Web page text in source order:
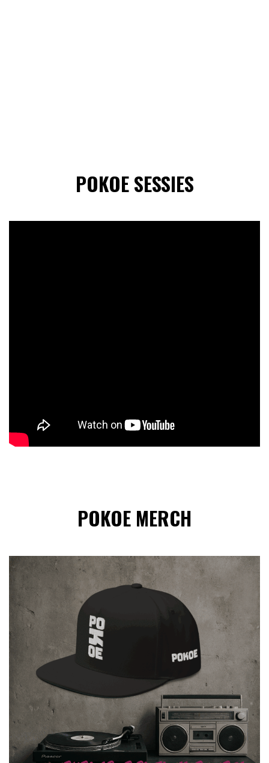
POKOE SESSIES
POKOE MERCH